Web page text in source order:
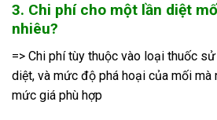
3. Chi phí cho một lần diệt
nhiêu?
=> Chi phí tùy thuộc vào loại thuốc
diệt, và mức độ phá hoại của mối mà
mức giá phù hợp